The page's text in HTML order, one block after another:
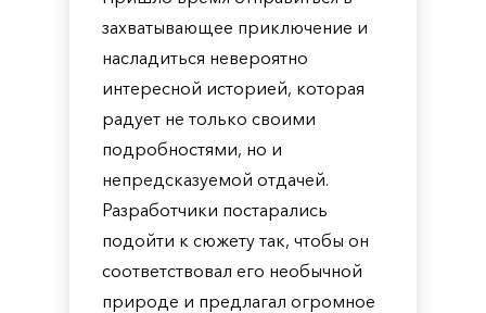
захватывающее приключение и
насладиться невероятно
интересной историей, которая
радует не только своими
подробностями, но и
непредсказуемой отдачей.
Разработчики постарались
подойти к сюжету так, чтобы он
соответствовал его необычной
природе и предлагал огромное